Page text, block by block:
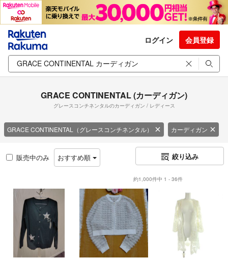
ログイン 会員登録
GRACE CONTINENTAL (カーディガン)
グレースコンチネンタルのカーディガン / レディース
GRACE CONTINENTAL（グレースコンチネンタル） カーディガン
販売中のみ おすすめ順 絞り込み
約1,000件中 1 - 36件